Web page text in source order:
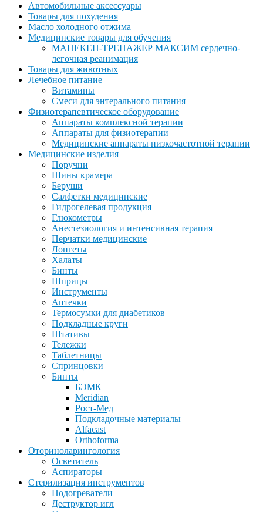
Автомобильные аксессуары
Товары для похудения
Масло холодного отжима
Медицинские товары для обучения
МАНЕКЕН-ТРЕНАЖЕР МАКСИМ сердечно-
легочная реанимация
Товары для животных
Лечебное питание
Витамины
Смеси для энтерального питания
Физиотерапевтическое оборудование
Аппараты комплексной терапии
Аппараты для физиотерапии
Медицинские аппараты низкочастотной терапии
Медицинские изделия
Поручни
Шины крамера
Беруши
Салфетки медицинские
Гидрогелевая продукция
Глюкометры
Анестезиология и интенсивная терапия
Перчатки медицинские
Лонгеты
Халаты
Бинты
Шприцы
Инструменты
Аптечки
Термосумки для диабетиков
Подкладные круги
Штативы
Тележки
Таблетницы
Спринцовки
Бинты
БЭМК
Meridian
Рост-Мед
Подкладочные материалы
Alfacast
Orthoforma
Оториноларингология
Осветитель
Аспираторы
Стерилизация инструментов
Подогреватели
Деструктор игл